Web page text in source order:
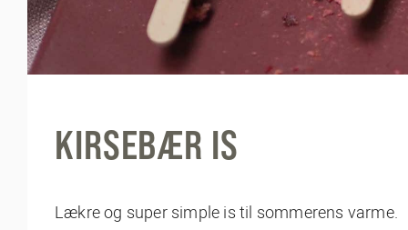
KIRSEBÆR IS
Lækre og super simple is til sommerens varme.